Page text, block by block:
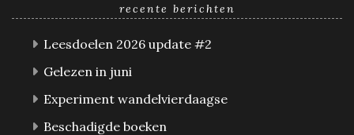
recente berichten
Leesdoelen 2026 update #2
Gelezen in juni
Experiment wandelvierdaagse
Beschadigde boeken